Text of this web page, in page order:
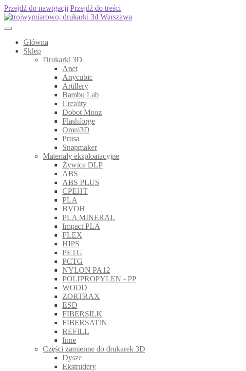
Przejdź do nawigacji Przejdź do treści
Główna
Sklep
Drukarki 3D
Anet
Anycubic
Artillery
Bambu Lab
Creality
Dobot Mooz
Flashforge
Omni3D
Prusa
Snapmaker
Materiały eksploatacyjne
Żywice DLP
ABS
ABS PLUS
CPEHT
PLA
BVOH
PLA MINERAL
Impact PLA
FLEX
HIPS
PETG
PCTG
NYLON PA12
POLIPROPYLEN - PP
WOOD
ZORTRAX
ESD
FIBERSILK
FIBERSATIN
REFILL
Inne
Części zamienne do drukarek 3D
Dysze
Ekstrudery